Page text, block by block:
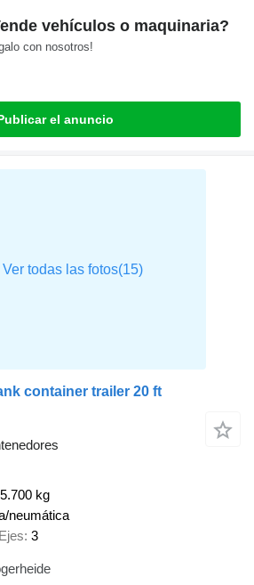
vehículos o maquinaria?
con nosotros!
el anuncio
container trailer 20 ft
kg
neumática
Ejes 3